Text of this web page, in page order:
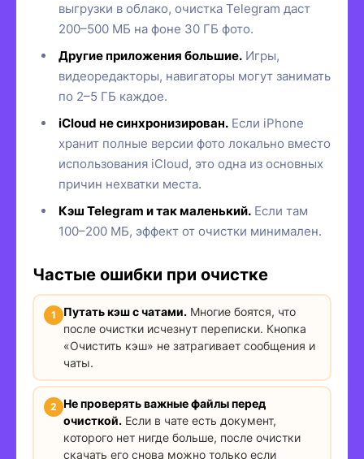
выгрузки в облако, очистка Telegram даст
200–500 МБ на фоне 30 ГБ фото.
Другие приложения большие. Игры,
видеоредакторы, навигаторы могут занимать
по 2–5 ГБ каждое.
iCloud не синхронизирован. Если iPhone
хранит полные версии фото локально вместо
использования iCloud, это одна из основных
причин нехватки места.
Кэш Telegram и так маленький. Если там
100–200 МБ, эффект от очистки минимален.
Частые ошибки при очистке
Путать кэш с чатами.Многие боятся, что
после очистки исчезнут переписки. Кнопка
«Очистить кэш» не затрагивает сообщения и
чаты.
Не проверять важные файлы перед
очисткой.Если в чате есть документ,
которого нет нигде больше, после очистки
скачать его снова можно только если